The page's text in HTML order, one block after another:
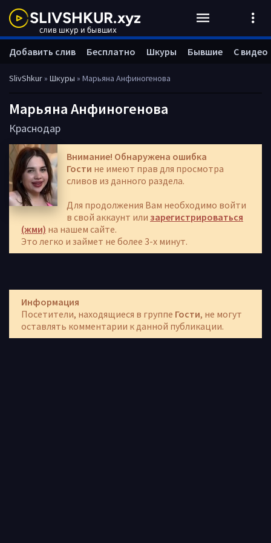
SlivShkur» Шкуры » Марьяна Анфиногенова
Марьяна Анфиногенова
Краснодар
Внимание! Обнаружена ошибка
Гости не имеют прав для просмотра
сливов из данного раздела.
Для продолжения Вам необходимо войти
в свой аккаунт или зарегистрироваться
(жми) на нашем сайте.
Это легко и займет не более 3-х минут.
Информация
Посетители, находящиеся в группе Гости, не могут
оставлять комментарии к данной публикации.
Добавить слив Бесплатно Шкуры Бывшие С видео